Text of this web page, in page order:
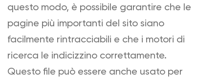
questo modo, è possibile garantire che le
pagine più importanti del sito siano
facilmente rintracciabili e che i motori di
ricerca le indicizzino correttamente.
Questo file può essere anche usato per